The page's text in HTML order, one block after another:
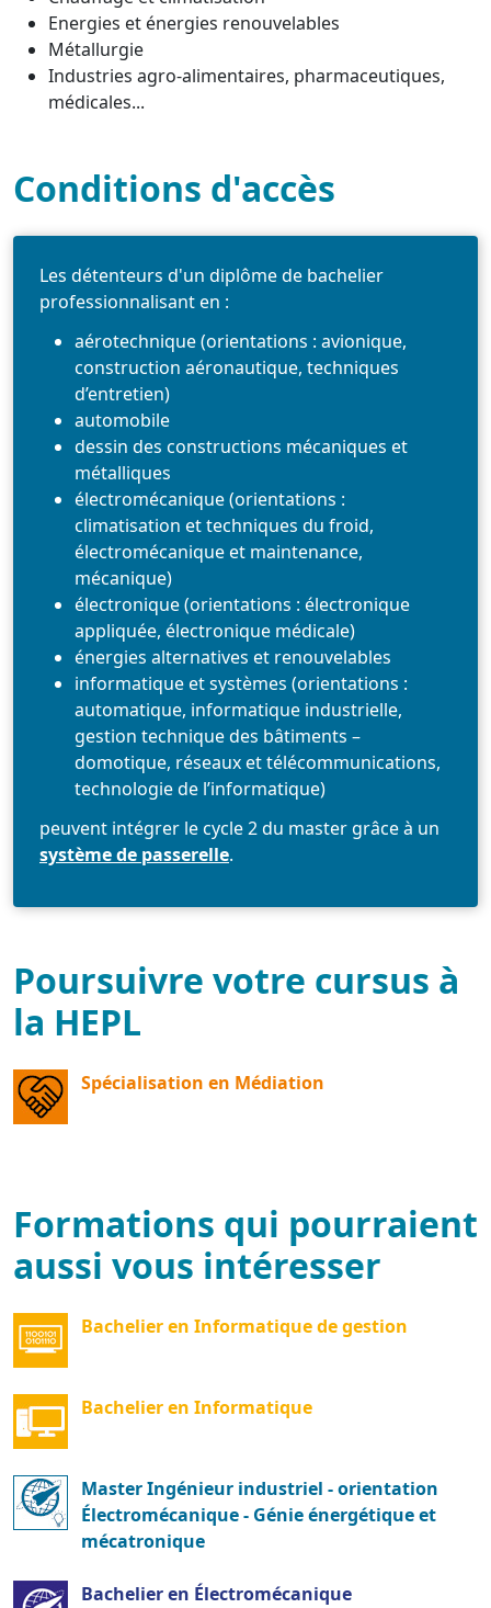
Energies et énergies renouvelables
Métallurgie
Industries agro-alimentaires, pharmaceutiques,
médicales...
Conditions d'accès
Les détenteurs d'un diplôme de bachelier
professionnalisant en :
aérotechnique (orientations : avionique,
construction aéronautique, techniques
d’entretien)
automobile
dessin des constructions mécaniques et
métalliques
électromécanique (orientations :
climatisation et techniques du froid,
électromécanique et maintenance,
mécanique)
électronique (orientations : électronique
appliquée, électronique médicale)
énergies alternatives et renouvelables
informatique et systèmes (orientations :
automatique, informatique industrielle,
gestion technique des bâtiments –
domotique, réseaux et télécommunications,
technologie de l’informatique)
peuvent intégrer le cycle 2 du master grâce à un
système de passerelle.
Poursuivre votre cursus à
la HEPL
Spécialisation en Médiation
Formations qui pourraient
aussi vous intéresser
Bachelier en Informatique de gestion
Bachelier en Informatique
Master Ingénieur industriel - orientation
Électromécanique - Génie énergétique et
mécatronique
Bachelier en Électromécanique